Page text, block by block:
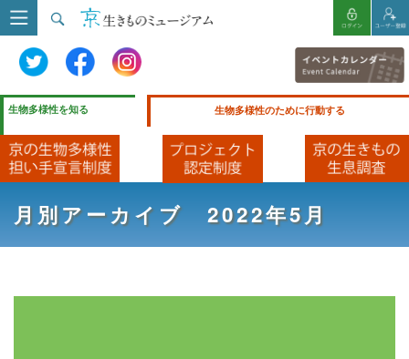
生物多様性を知る 生物多様性のために行動する
月別アーカイブ 2022年5月